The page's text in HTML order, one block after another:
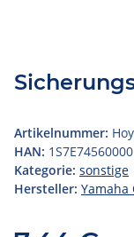
Artikelnummer:
HAN: 1S7E74560000
Kategorie: sonstige
Hersteller: Yamaha